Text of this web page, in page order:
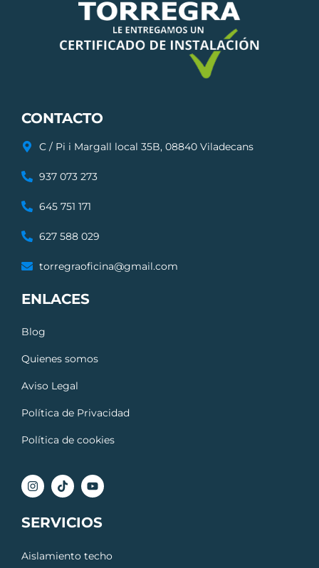
CONTACTO
C / Pi i Margall local 35B, 08840 Viladecans
937 073 273
645 751 171
627 588 029
torregraoficina@gmail.com
ENLACES
Blog
Quienes somos
Aviso Legal
Política de Privacidad
Política de cookies
SERVICIOS
Aislamiento techo